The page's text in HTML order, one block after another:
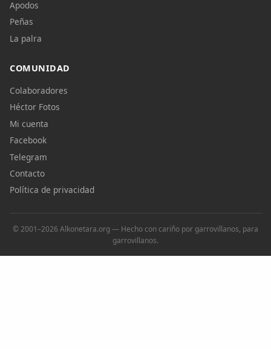
Apodos
Peñas
La palra
COMUNIDAD
Colaboradores
Héctor Fotos
Mi cuenta
Facebook
Telegram
Contacto
Política de privacidad
© 2001–2026 Alkonetara.org — Hecho con cariño por garrovillanos, para
garrovillanos.